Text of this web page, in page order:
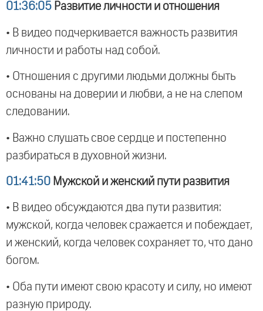
01:36:05 Развитие личности и отношения
• В видео подчеркивается важность развития
личности и работы над собой.
• Отношения с другими людьми должны быть
основаны на доверии и любви, а не на слепом
следовании.
• Важно слушать свое сердце и постепенно
разбираться в духовной жизни.
01:41:50 Мужской и женский пути развития
• В видео обсуждаются два пути развития:
мужской, когда человек сражается и побеждает,
и женский, когда человек сохраняет то, что дано
богом.
• Оба пути имеют свою красоту и силу, но имеют
разную природу.